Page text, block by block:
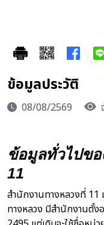
ข้อมูลประวัติ
08/08/2569
ข้อมูลทั่วไปขอ
11
สำนักงานทางหลวงที่ 11
ทางหลวง มีสำนักงานตั้ง